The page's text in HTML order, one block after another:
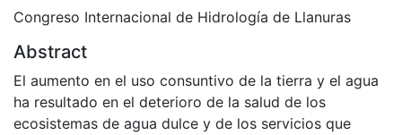
Congreso Internacional de Hidrología de Llanuras
Abstract
El aumento en el uso consuntivo de la tierra y el agua
ha resultado en el deterioro de la salud de los
ecosistemas de agua dulce y de los servicios que